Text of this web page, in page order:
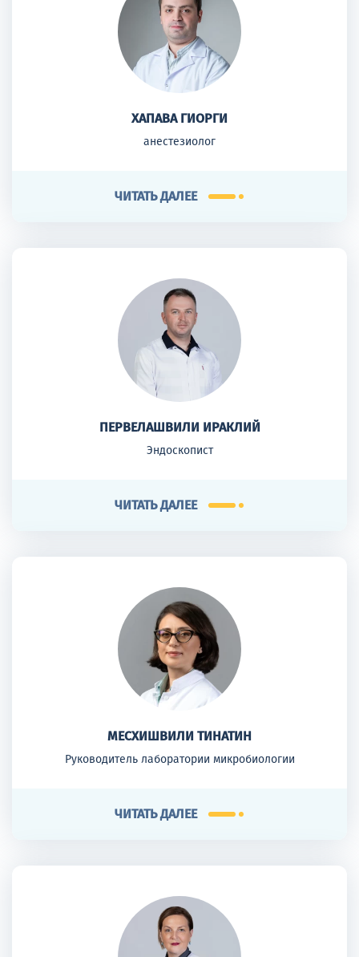
ХАПАВА ГИОРГИ
анестезиолог
ЧИТАТЬ ДАЛЕЕ
ПЕРВЕЛАШВИЛИ ИРАКЛИЙ
Эндоскопист
ЧИТАТЬ ДАЛЕЕ
МЕСХИШВИЛИ ТИНАТИН
Руководитель лаборатории микробиологии
ЧИТАТЬ ДАЛЕЕ